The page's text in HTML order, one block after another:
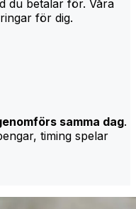
du betalar för. Våra
för dig.
samma dag.
timing spelar